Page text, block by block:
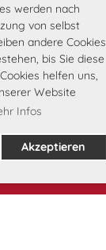
werden nach
von selbst
andere Cookies
bis Sie diese
helfen uns,
Website
Infos
Akzeptieren